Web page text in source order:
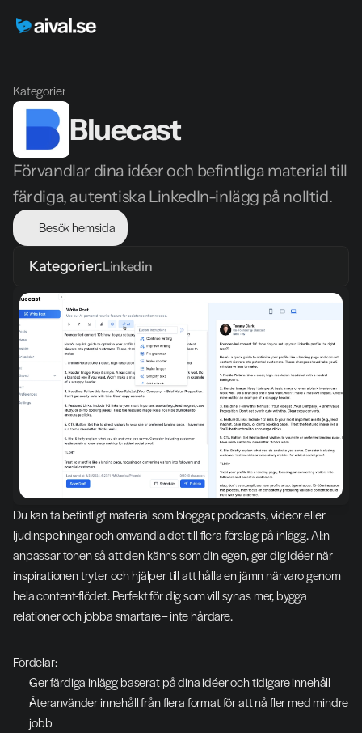
Kategorier
Bluecast
Förvandlar dina idéer och befintliga material till
färdiga, autentiska LinkedIn-inlägg på nolltid.
Besök hemsida
Kategorier:Linkedin
Du kan ta befintligt material som bloggar, podcasts, videor eller
ljudinspelningar och omvandla det till flera förslag på inlägg. AI:n
anpassar tonen så att den känns som din egen, ger dig idéer när
inspirationen tryter och hjälper till att hålla en jämn närvaro genom
hela content-flödet. Perfekt för dig som vill synas mer, bygga
relationer och jobba smartare – inte hårdare.
Fördelar:
Ger färdiga inlägg baserat på dina idéer och tidigare innehåll
Återanvänder innehåll från flera format för att nå fler med mindre
jobb